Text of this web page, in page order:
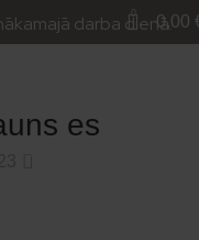
darba dienā.
0 0,00
es